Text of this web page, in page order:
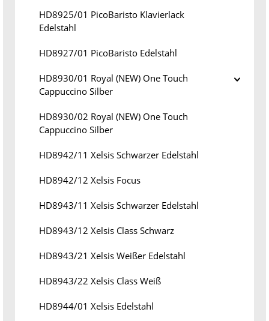
HD8925/01 PicoBaristo Klavierlack
Edelstahl
HD8927/01 PicoBaristo Edelstahl
HD8930/01 Royal (NEW) One Touch
Cappuccino Silber
HD8930/02 Royal (NEW) One Touch
Cappuccino Silber
HD8942/11 Xelsis Schwarzer Edelstahl
HD8942/12 Xelsis Focus
HD8943/11 Xelsis Schwarzer Edelstahl
HD8943/12 Xelsis Class Schwarz
HD8943/21 Xelsis Weißer Edelstahl
HD8943/22 Xelsis Class Weiß
HD8944/01 Xelsis Edelstahl